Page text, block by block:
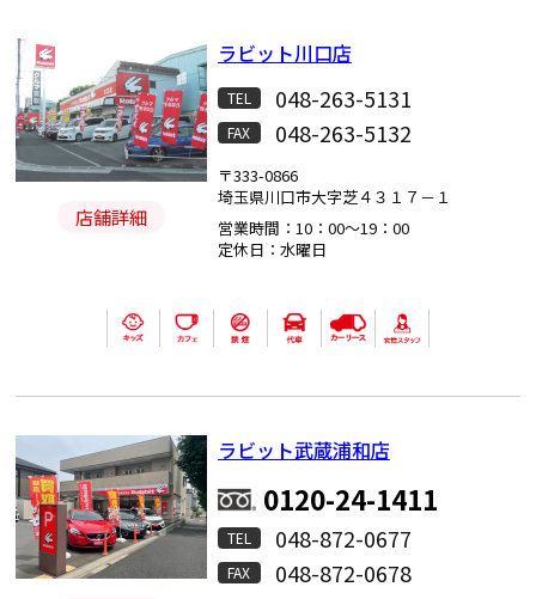
店舗詳細
ラビット川口店
TEL 048-263-5131
FAX 048-263-5132
〒333-0866
埼玉県川口市大字芝４３１７－１
営業時間：10：00～19：00
定休日：水曜日
ラビット武蔵浦和店
0120-24-1411
TEL 048-872-0677
FAX 048-872-0678